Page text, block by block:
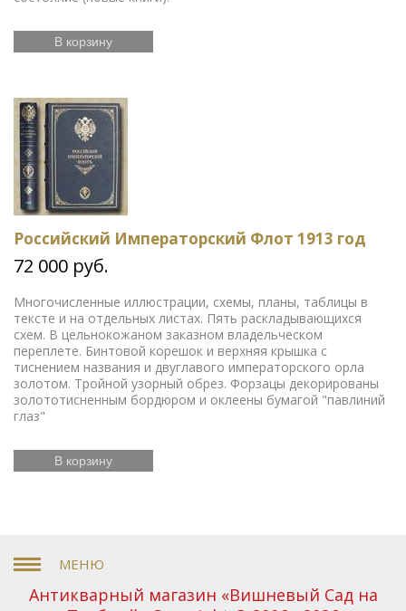
В корзину
Российский Императорский Флот 1913 год
72 000 руб.
Многочисленные иллюстрации, схемы, планы, таблицы в
тексте и на отдельных листах. Пять раскладывающихся
схем. В цельнокожаном заказном владельческом
переплете. Бинтовой корешок и верхняя крышка с
тиснением названия и двуглавого императорского орла
золотом. Тройной узорный обрез. Форзацы декорированы
золототисненным бордюром и оклеены бумагой "павлиний
глаз"
В корзину
Антикварный магазин «Вишневый Сад на